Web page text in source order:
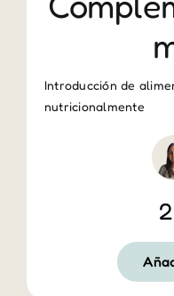
Introducción de
nutricionalmente